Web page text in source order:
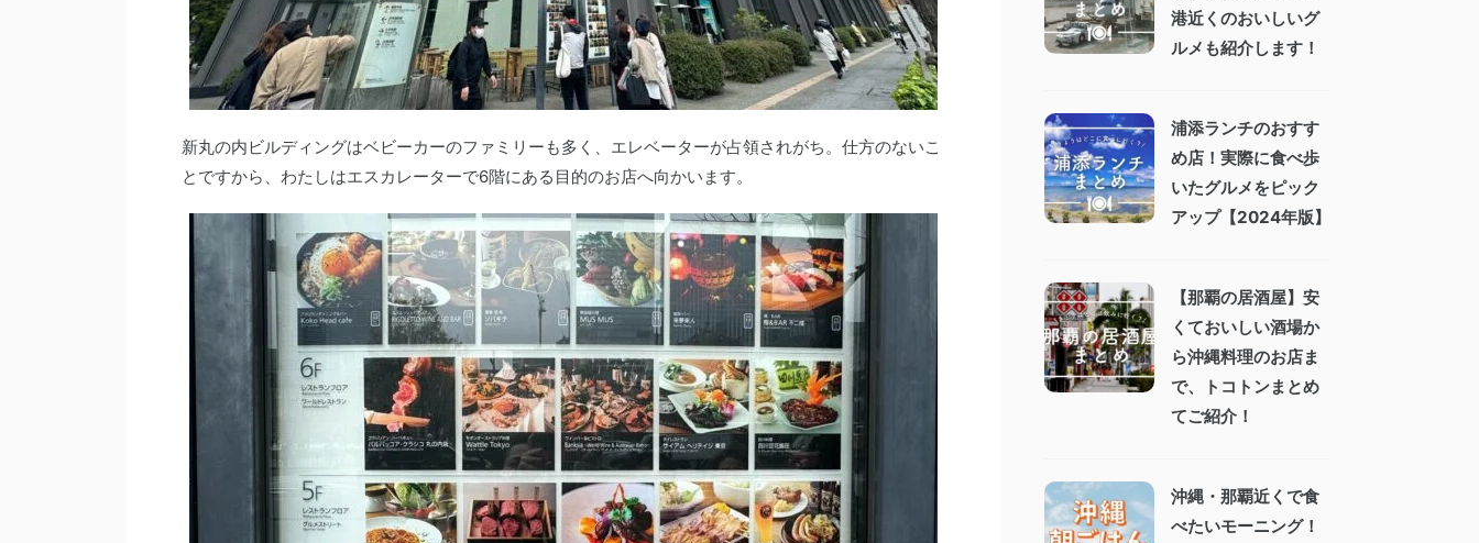
新丸の内ビルディングはベビーカーのファミリーも多く、エレベーターが占領されがち。仕方のないこ
とですから、わたしはエスカレーターで6階にある目的のお店へ向かいます。
港近くのおいしいグ
ルメも紹介します！
浦添ランチのおすす
め店！実際に食べ歩
いたグルメをピック
アップ【2024年版】
【那覇の居酒屋】安
くておいしい酒場か
ら沖縄料理のお店ま
で、トコトンまとめ
てご紹介！
沖縄・那覇近くで食
べたいモーニング！